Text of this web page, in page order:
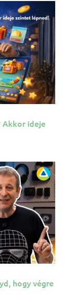
Akkor ideje
hogy végre